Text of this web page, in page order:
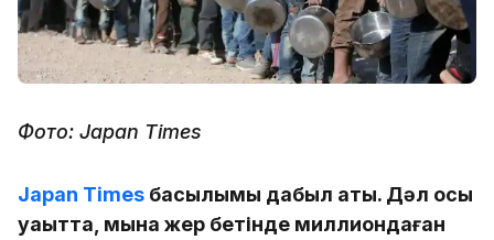
Фото: Japan Times
Japan Times басылымы дабыл қақты. Дәл осы
уақытта, мына жер бетінде миллиондаған